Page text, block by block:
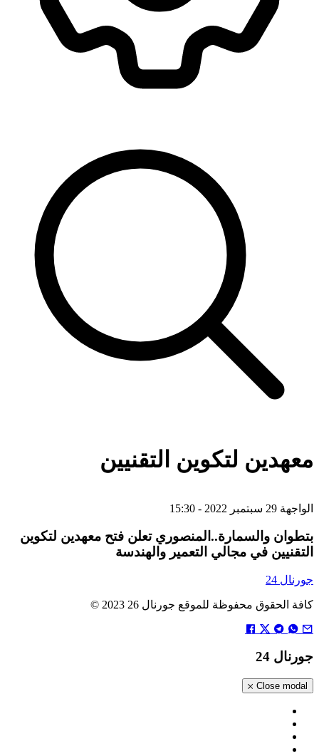
معهدين لتكوين التقنيين
الواجهة 29 سبتمبر 2022 - 15:30
بتطوان والسمارة..المنصوري تعلن فتح معهدين لتكوين
التقنيين في مجالي التعمير والهندسة
جورنال 24
كافة الحقوق محفوظة للموقع جورنال 26 2023 ©
جورنال 24
Close modal